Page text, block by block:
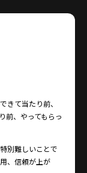
きて当たり前、
前、やってもらっ
別難しいことで
、信頼が上が